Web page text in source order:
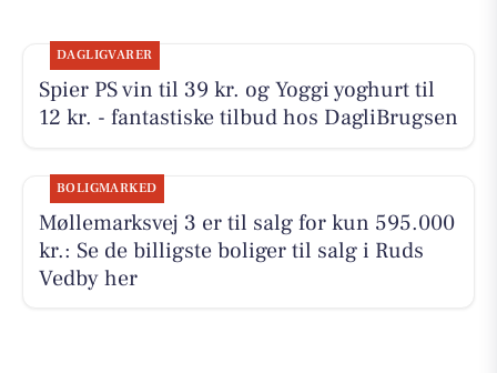
DAGLIGVARER
Spier PS vin til 39 kr. og Yoggi yoghurt til
12 kr. - fantastiske tilbud hos DagliBrugsen
BOLIGMARKED
Møllemarksvej 3 er til salg for kun 595.000
kr.: Se de billigste boliger til salg i Ruds
Vedby her